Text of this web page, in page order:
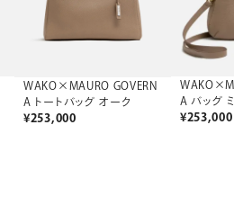
WAKO×MAURO GOVERN
A トートバッグ オーク
¥253,000
A バッグ
¥253,000